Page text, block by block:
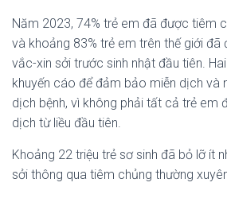
Năm 2023, 74% trẻ em đã được tiêm
và khoảng 83% trẻ em trên thế giới đã
vắc-xin sởi trước sinh nhật đầu tiên.
khuyến cáo để đảm bảo miễn dịch và
dịch bệnh, vì không phải tất cả trẻ em
dịch từ liều đầu tiên.
Khoảng 22 triệu trẻ sơ sinh đã bỏ lỡ ít
sởi thông qua tiêm chủng thường